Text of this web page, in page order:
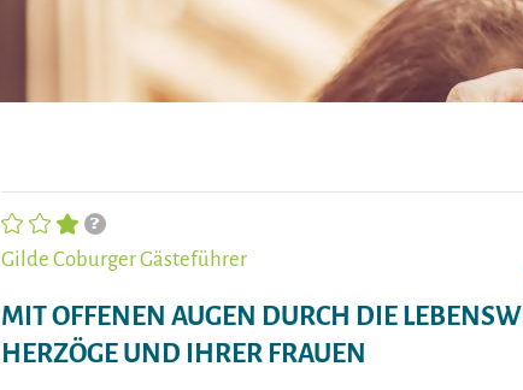
Gilde Coburger Gästeführer
MIT OFFENEN AUGEN DURCH DIE
HERZÖGE UND IHRER FRAUEN